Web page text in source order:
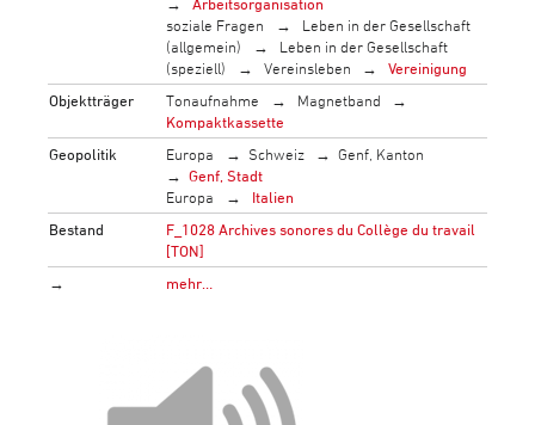
soziale Fragen
Leben in der Gesellschaft
(allgemein)
Leben in der Gesellschaft
(speziell)
Vereinsleben
Vereinigung
Objektträger
Tonaufnahme
Magnetband
Kompaktkassette
Geopolitik
Europa Schweiz
Genf, Kanton
Genf, Stadt
Europa
Italien
Bestand
F_1028 Archives sonores du Collège du travail
[TON]
→
mehr…